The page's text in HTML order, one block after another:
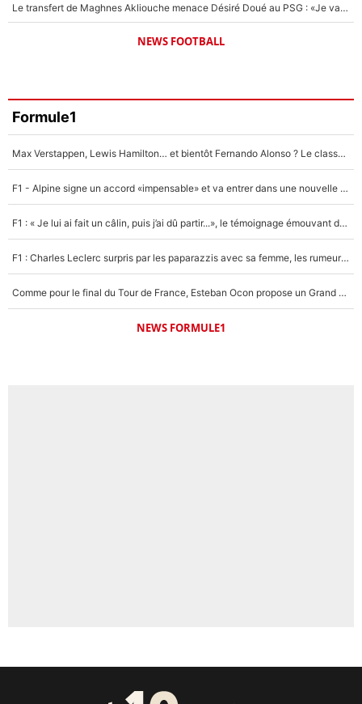
Le transfert de Maghnes Akliouche menace Désiré Doué au PSG : «Je valide à 200%»
NEWS FOOTBALL
Formule1
Max Verstappen, Lewis Hamilton… et bientôt Fernando Alonso ? Le classement des pilotes les mieux payés en Formule 1 risque de changer !
F1 - Alpine signe un accord «impensable» et va entrer dans une nouvelle dimension : Grande nouvelle pour Pierre Gasly !
F1 : « Je lui ai fait un câlin, puis j’ai dû partir...», le témoignage émouvant de Max Verstappen sur sa fille
F1 : Charles Leclerc surpris par les paparazzis avec sa femme, les rumeurs étaient vraies !
Comme pour le final du Tour de France, Esteban Ocon propose un Grand Prix de Formule 1 à Paris : «Autour de l’Arc de Triomphe, ce serait génial» !
NEWS FORMULE1